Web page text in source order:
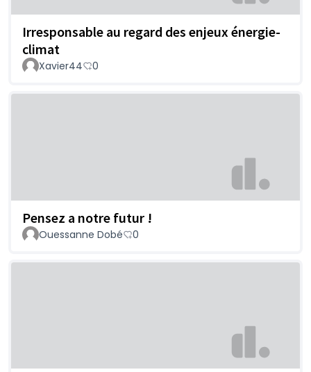
Irresponsable au regard des enjeux énergie-
climat
Xavier44 0
Pensez a notre futur !
Ouessanne Dobé 0